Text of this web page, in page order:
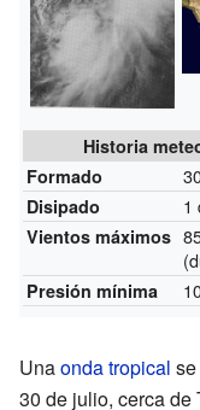
Historia
Formado
Disipado 1
Vientos máximos
Presión mínima
Unaonda tropical
30 de julio, cerca de